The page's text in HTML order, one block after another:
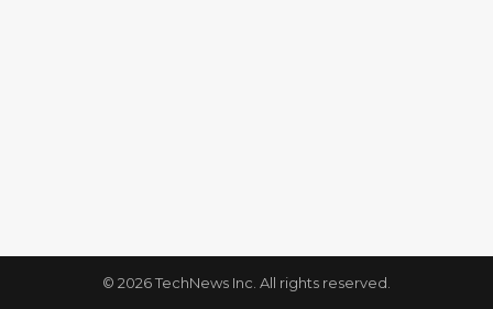
© 2026 TechNews Inc. All rights reserved.